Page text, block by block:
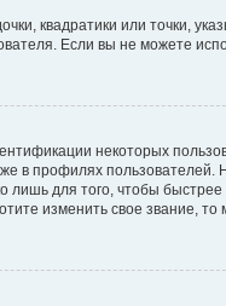
квадратики или точки,
Если вы не можете
некоторых
в профилях
лишь для того, чтобы
изменить свое звание,